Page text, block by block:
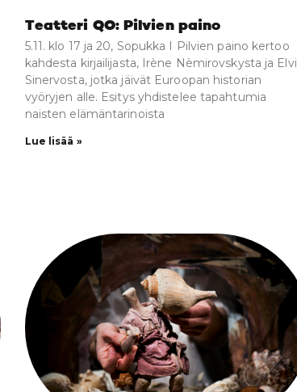
Teatteri QO: Pilvien paino
5.11. klo 17 ja 20, Sopukka I Pilvien paino kertoo
kahdesta kirjailijasta, Irène Nèmirovskysta ja Elvi
Sinervosta, jotka jäivät Euroopan historian
vyöryjen alle. Esitys yhdistelee tapahtumia
naisten elämäntarinoista
Lue lisää »